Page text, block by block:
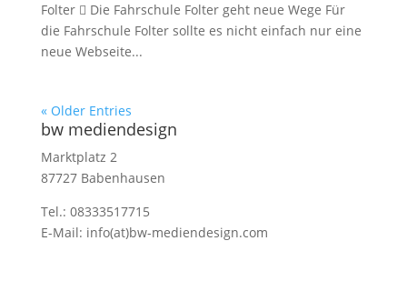
Folter  Die Fahrschule Folter geht neue Wege Für
die Fahrschule Folter sollte es nicht einfach nur eine
neue Webseite...
« Older Entries
bw mediendesign
Marktplatz 2
87727 Babenhausen
Tel.: 08333517715
E-Mail: info(at)bw-mediendesign.com